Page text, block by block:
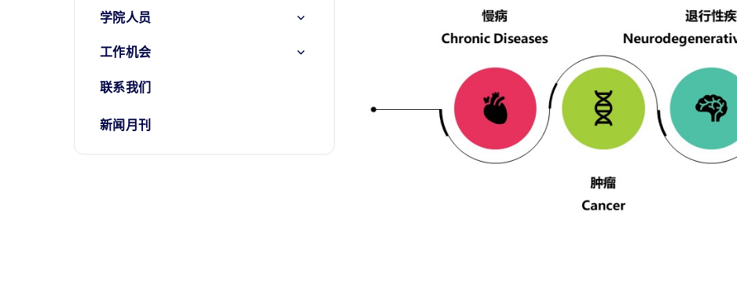
学院人员
工作机会
联系我们
新闻月刊